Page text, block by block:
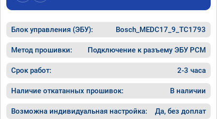
Блок управления (ЭБУ): Bosch_MEDC17_9_TC1793
Метод прошивки: Подключение к разъему ЭБУ PCM
Срок работ: 2-3 часа
Наличие откатанных прошивок: В наличии
Возможна индивидуальная настройка: Да, без доплат